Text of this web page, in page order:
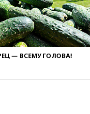
— ВСЕМУ ГОЛОВА!